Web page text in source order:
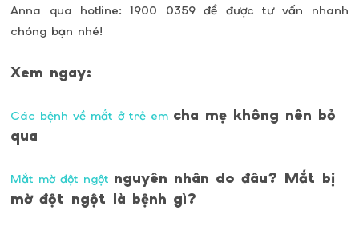
Anna qua hotline: 1900 0359 để được tư vấn nhanh
chóng bạn nhé!
Xem ngay:
Các bệnh về mắt ở trẻ em cha mẹ không nên bỏ
qua
Mắt mờ đột ngột nguyên nhân do đâu? Mắt bị
mờ đột ngột là bệnh gì?